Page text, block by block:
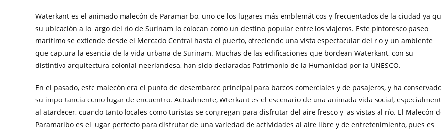
Waterkant es el animado malecón de Paramaribo, uno de los lugares más emblemáticos y frecuentados de la ciudad ya
su ubicación a lo largo del río de Surinam lo colocan como un destino popular entre los viajeros. Este pintoresco paseo
marítimo se extiende desde el Mercado Central hasta el puerto, ofreciendo una vista espectacular del río y un ambiente
que captura la esencia de la vida urbana de Surinam. Muchas de las edificaciones que bordean Waterkant, con su
distintiva arquitectura colonial neerlandesa, han sido declaradas Patrimonio de la Humanidad por la UNESCO.
En el pasado, este malecón era el punto de desembarco principal para barcos comerciales y de pasajeros, y ha conservado
su importancia como lugar de encuentro. Actualmente, Wterkant es el escenario de una animada vida social,
al atardecer, cuando tanto locales como turistas se congregan para disfrutar del aire fresco y las vistas al río. El Malecón
Paramaribo es el lugar perfecto para disfrutar de una variedad de actividades al aire libre y de entretenimiento, pues es